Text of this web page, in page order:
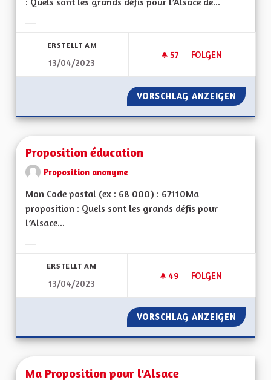
ERSTELLT AM
13/04/2023
57 57 FOLLOWER
FOLGEN
POUR UNE
VORSCHLAG ANZEIGEN POUR
Proposition éducation
Proposition anonyme
Mon Code postal (ex : 68 000) : 67110Ma
proposition : Quels sont les grands défis pour
l’Alsace...
ERSTELLT AM
13/04/2023
49 49 FOLLOWER
FOLGEN
PROPOSITION
VORSCHLAG ANZEIGEN
Ma Proposition pour l'Alsace